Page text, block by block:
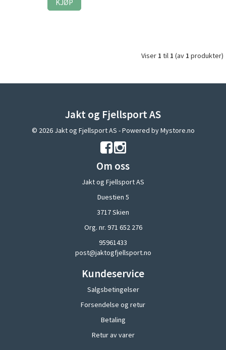
KJØP
Viser 1 til 1 (av 1 produkter)
Jakt og Fjellsport AS
© 2026 Jakt og Fjellsport AS - Powered byMystore.no
Om oss
Jakt og Fjellsport AS
Duestien 5
3717 Skien
Org. nr. 971 652 276
95961433
post@jaktogfjellsport.no
Kundeservice
Salgsbetingelser
Forsendelse og retur
Betaling
Retur av varer